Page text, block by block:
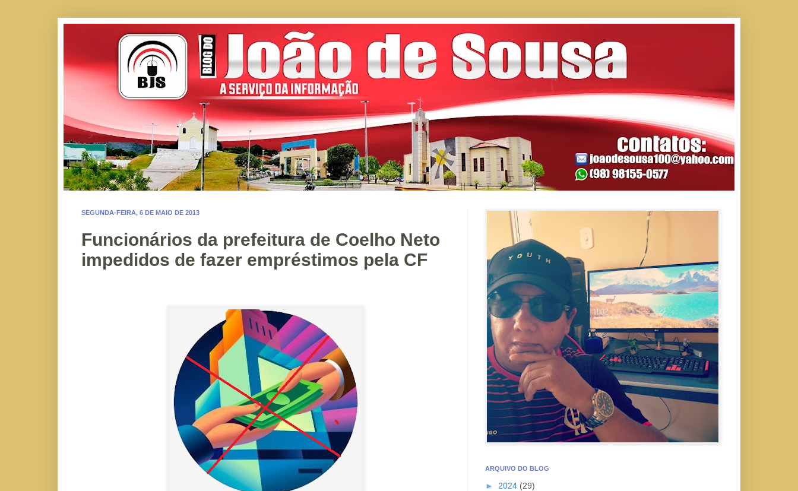
SEGUNDA-FEIRA, 6 DE MAIO DE 2013
Funcionários da prefeitura de Coelho Neto
impedidos de fazer empréstimos pela CF
ARQUIVO DO BLOG
► 2024 (29)